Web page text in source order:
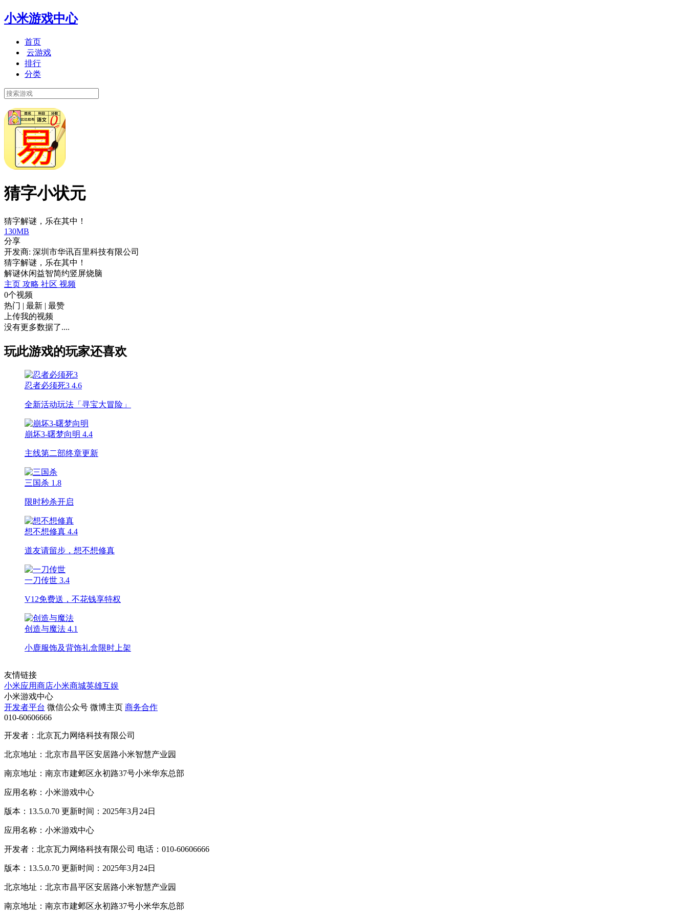
小米游戏中心
首页
云游戏
排行
分类
猜字小状元
猜字解谜，乐在其中！
130MB
分享
开发商: 深圳市华讯百里科技有限公司
猜字解谜，乐在其中！
解谜休闲益智简约竖屏烧脑
主页 攻略 社区 视频
0个视频
热门 | 最新 | 最赞
上传我的视频
没有更多数据了....
玩此游戏的玩家还喜欢
忍者必须死3 4.6
全新活动玩法「寻宝大冒险」
崩坏3-曙梦向明 4.4
主线第二部终章更新
三国杀 1.8
限时秒杀开启
想不想修真 4.4
道友请留步，想不想修真
一刀传世 3.4
V12免费送，不花钱享特权
创造与魔法 4.1
小鹿服饰及背饰礼盒限时上架
友情链接
小米应用商店小米商城英雄互娱
小米游戏中心
开发者平台 微信公众号 微博主页 商务合作
010-60606666
开发者：北京瓦力网络科技有限公司
北京地址：北京市昌平区安居路小米智慧产业园
南京地址：南京市建邺区永初路37号小米华东总部
应用名称：小米游戏中心
版本：13.5.0.70 更新时间：2025年3月24日
应用名称：小米游戏中心
开发者：北京瓦力网络科技有限公司 电话：010-60606666
版本：13.5.0.70 更新时间：2025年3月24日
北京地址：北京市昌平区安居路小米智慧产业园
南京地址：南京市建邺区永初路37号小米华东总部